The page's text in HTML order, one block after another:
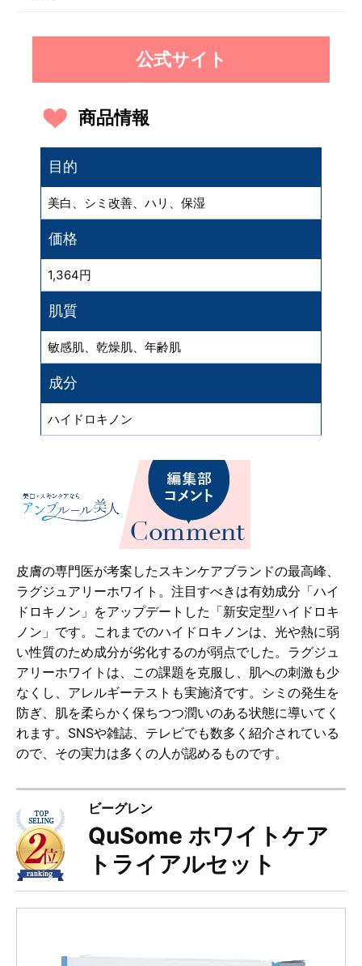
公式サイト
商品情報
目的
美白、シミ改善、ハリ、保湿
価格
1,364円
肌質
敏感肌、乾燥肌、年齢肌
成分
ハイドロキノン
皮膚の専門医が考案したスキンケアブランドの最高峰、
ラグジュアリーホワイト。注目すべきは有効成分「ハイ
ドロキノン」をアップデートした「新安定型ハイドロキ
ノン」です。これまでのハイドロキノンは、光や熱に弱
い性質のため成分が劣化するのが弱点でした。ラグジュ
アリーホワイトは、この課題を克服し、肌への刺激も少
なくし、アレルギーテストも実施済です。シミの発生を
防ぎ、肌を柔らかく保ちつつ潤いのある状態に導いてく
れます。SNSや雑誌、テレビでも数多く紹介されている
ので、その実力は多くの人が認めるものです。
ビーグレン
QuSome ホワイトケア
トライアルセット